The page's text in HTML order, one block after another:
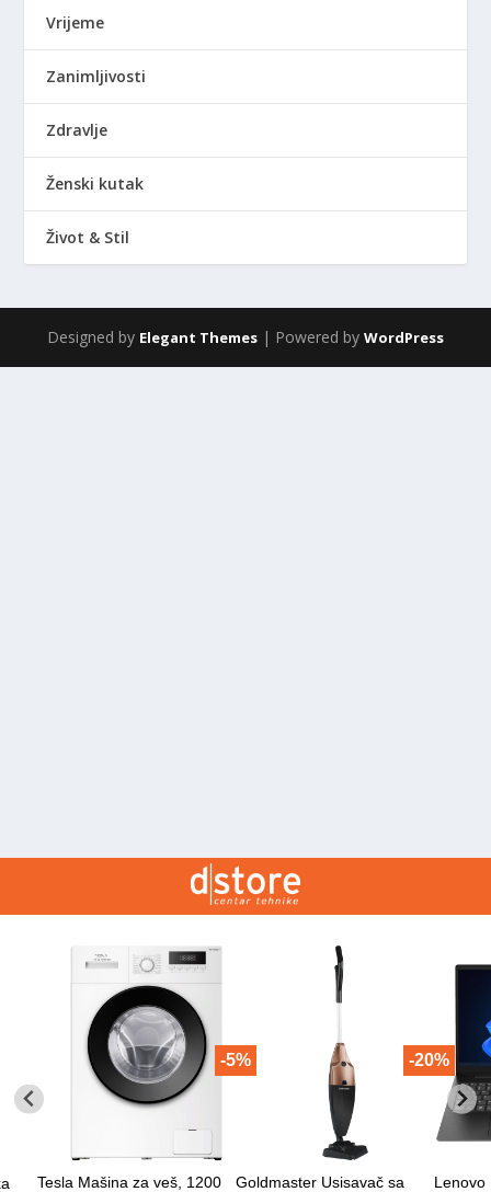
Vrijeme
Zanimljivosti
Zdravlje
Ženski kutak
Život & Stil
Designed by Elegant Themes | Powered by WordPress